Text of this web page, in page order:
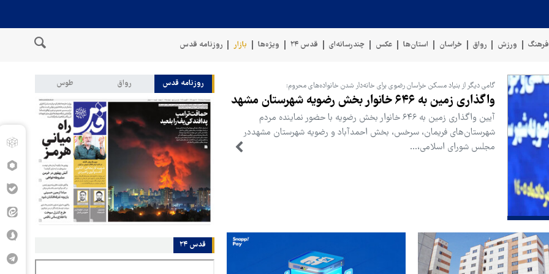
فرهنگ ورزش رواق خراسان استان‌ها عکس چندرسانه‌ای قدس ۲۴ ویژه‌ها بازار روزنامه قدس
گامی دیگر از بنیاد مسکن خراسان رضوی برای خانه‌دار شدن خانواده‌های محروم:
واگذاری زمین به ۶۴۶ خانوار بخش رضویه شهرستان مشهد
آیین واگذاری زمین به ۶۴۶ خانوار بخش رضویه با حضور نماینده مردم
شهرستان‌های فریمان، سرخس، بخش احمدآباد و رضویه شهرستان مشهددر
مجلس شورای اسلامی،…
روزنامه قدس رواق طوس
قدس ۲۴